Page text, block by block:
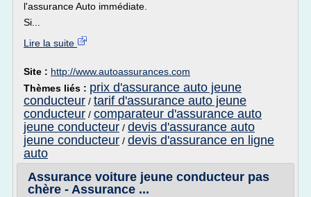
l'assurance Auto immédiate.
Si...
Lire la suite
Site : http://www.autoassurances.com
Thèmes liés : prix d'assurance auto jeune
conducteur / tarif d'assurance auto jeune
conducteur / comparateur d'assurance auto
jeune conducteur / devis d'assurance auto
jeune conducteur / devis d'assurance en ligne
auto
Assurance voiture jeune conducteur pas
chère - Assurance ...